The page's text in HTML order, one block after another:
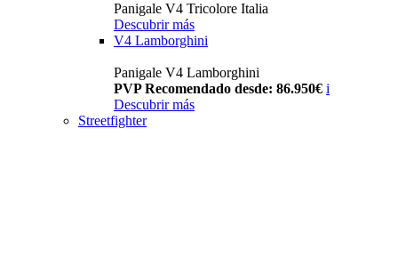
Panigale V4 Tricolore Italia
Descubrir más
V4 Lamborghini
Panigale V4 Lamborghini
PVP Recomendado desde: 86.950€ i
Descubrir más
Streetfighter